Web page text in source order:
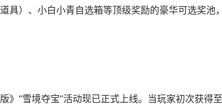
具）、小白小青自选箱等顶级奖励的豪华可选奖
版》“雪境夺宝”活动现已正式上线。当玩家初次获